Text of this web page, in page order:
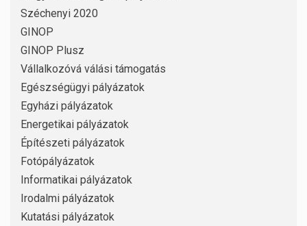
Széchenyi 2020
GINOP
GINOP Plusz
Vállalkozóvá válási támogatás
Egészségügyi pályázatok
Egyházi pályázatok
Energetikai pályázatok
Építészeti pályázatok
Fotópályázatok
Informatikai pályázatok
Irodalmi pályázatok
Kutatási pályázatok